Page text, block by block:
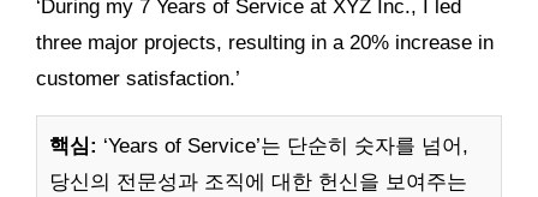
‘During my 7 Years of Service at XYZ Inc., I led
three major projects, resulting in a 20% increase in
customer satisfaction.’
핵심: ‘Years of Service’는 단순히 숫자를 넘어,
당신의 전문성과 조직에 대한 헌신을 보여주는